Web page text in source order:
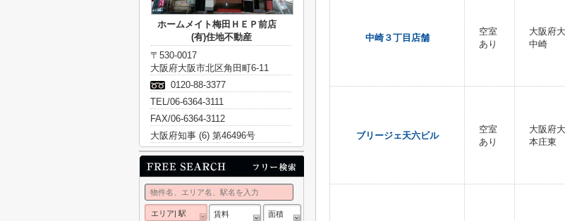
中崎３丁目店舗
空室
あり
大阪府
中崎
ブリージェ天六ビル
空室
あり
大阪府
本庄東
ホームメイト梅田ＨＥＰ前店
(有)住地不動産
〒530-0017
大阪府大阪市北区角田町6-11
0120-88-3377
TEL/06-6364-3111
FAX/06-6364-3112
大阪府知事 (6) 第46496号
エリア| 駅 賃料 面積